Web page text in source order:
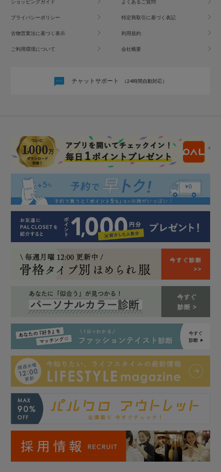
ショッピングガイド よくあるご質問
プライバシーポリシー 特定商取引に基づく表記
古物営業法に基づく表示 利用規約
ご利用環境について 会社概要
チャットサポート （24時間自動対応）